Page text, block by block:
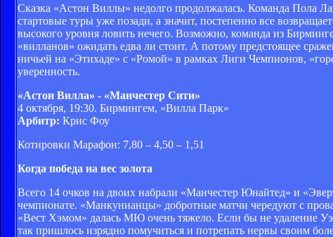
Сказка «Астон Виллы» недолго продолжалась. Команда Пола
стартовые туры уже позади, а значит, постепенно все
высокого уровня ловить нечего. Возможно, команда из
«вилланов» ожидать едва ли стоит. А потому предстоящее
ничьей на «Этихаде» с «Ромой» в рамках Лиги Чемпионов,
уверенность.
«Астон Вилла» - «Манчестер Сити»
4 октября, 19:30. Бирмингем, «Вилла Парк»
Арбитр: Крис Фоу
Котировки Марафон: 7,80 – 4,50 – 1,51
Когда победа на вес золота
Всего 14 очков на двоих набрали «Манчестер Юнайтед» и
чемпионате. «Манкунианцы» добротные матчи чередуют с
«Вест Хэмом» далась МЮ очень тяжело. Если бы не удаление
так пришлось изрядно помучиться и потрепать нервы своим